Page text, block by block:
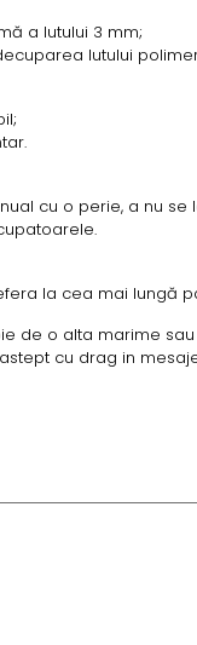
a lutului 3 mm;
lutului
cu o perie, a nu se
la cea mai lungă
de o alta marime
cu drag in